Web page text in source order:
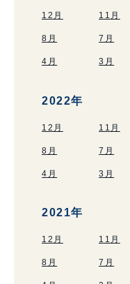
12月 11月
8月 7月
4月 3月
2022年
12月 11月
8月 7月
4月 3月
2021年
12月 11月
8月 7月